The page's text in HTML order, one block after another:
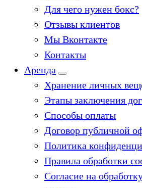
Для чего нужен бокс?
Отзывы клиентов
Мы Вконтакте
Контакты
Аренда
Хранение личных
Этапы заключения
Способы оплаты
Договор публичной
Политика
Правила обработки
Согласие на